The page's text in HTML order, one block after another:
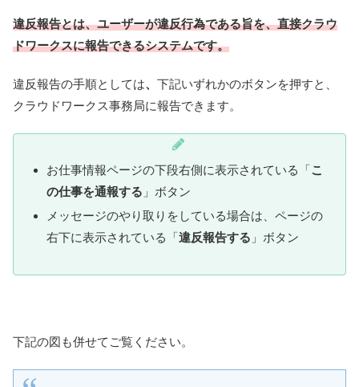
違反報告とは、ユーザーが違反行為である旨を、直接クラウ
ドワークスに報告できるシステムです。
違反報告の手順としては、 下記いずれかのボタンを押すと、
クラウドワークス事務局に報告できます。
お仕事情報ページの下段右側に表示されている「こ
の仕事を通報する 」ボタン
メッセージのやり取りをしている場合は、ページの
右下に表示されている「違反報告する 」ボタン
下記の図も併せてご覧ください。